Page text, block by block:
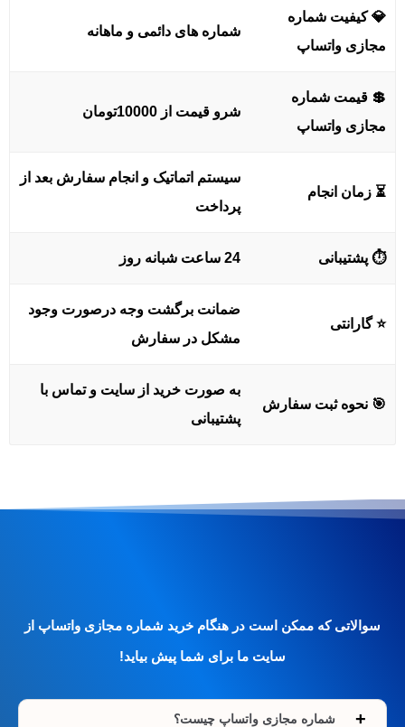
💎 کیفیت شماره
مجازی واتساپ
شماره های دائمی و ماهانه
💲 قیمت شماره
مجازی واتساپ
شرو قیمت از 10000تومان
⏳ زمان انجام
سیستم اتماتیک و انجام سفارش بعد از
پرداخت
⏱ پشتیبانی 24 ساعت شبانه روز
⭐ گارانتی
ضمانت برگشت وجه درصورت وجود
مشکل در سفارش
🎯 نحوه ثبت سفارش
به صورت خرید از سایت و تماس با
پشتیبانی
سوالاتی که ممکن است در هنگام خرید شماره مجازی واتساپ از
سایت ما برای شما پیش بیاید!
شماره مجازی واتساپ چیست؟